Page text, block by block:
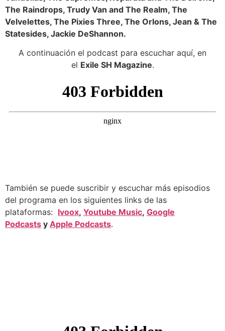
The Raindrops, Trudy Van and The Realm, The
Velvelettes, The Pixies Three, The Orlons, Jean & The
Statesides, Jackie DeShannon.
A continuación el podcast para escuchar aquí, en
el Exile SH Magazine.
También se puede suscribir y escuchar más episodios
del programa en los siguientes links de las
plataformas: Ivoox, Youtube Music, Google
Podcasts y Apple Podcasts.